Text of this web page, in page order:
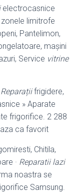
electrocasnice
limitrofe
Pantelimon,
maşini
Service vitrine
Reparațiifrigidere,
» Aparate
frigorifice. 2 288
ca favorit
Chitila,
· Reparatii lazi
noastra se
Samsung.